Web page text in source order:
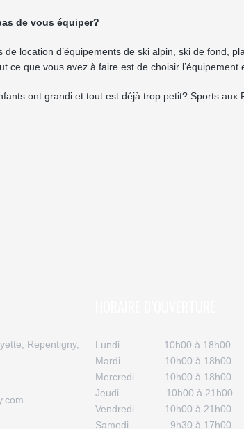
de vous équiper?
location d’équipements de ski alpin, ski de fond,
que vous avez à faire est de choisir l’équipement
ont grandi et tout est déjà trop petit? Sports aux
Repentigny,
Lundi................10h00 à 18h00
Mardi................10h00 à 18h00
Mercredi...........10h00 à 18h00
Jeudi.................10h00 à 21h00
Vendredi...........10h00 à 21h00
Samedi...............9h30 à 17h00